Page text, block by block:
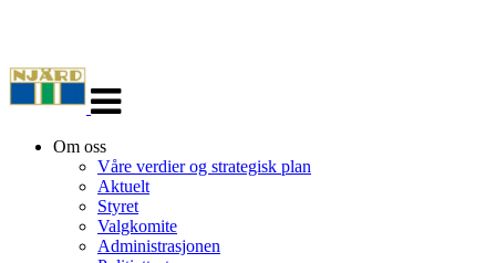
navigasjon
Om oss
Våre verdier og strategisk plan
Aktuelt
Styret
Valgkomite
Administrasjonen